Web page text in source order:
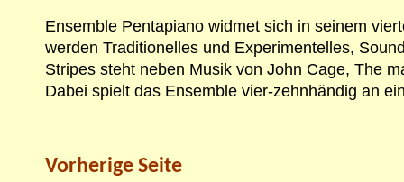
Ensemble Pentapiano widmet sich in seinem
werden Traditionelles und Experimentelles,
Stripes steht neben Musik von John Cage, The
Dabei spielt das Ensemble vier-zehnhändig an
Vorherige Seite